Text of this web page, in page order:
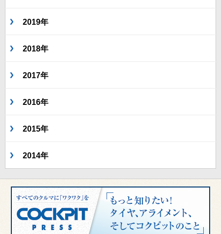
2019年
2018年
2017年
2016年
2015年
2014年